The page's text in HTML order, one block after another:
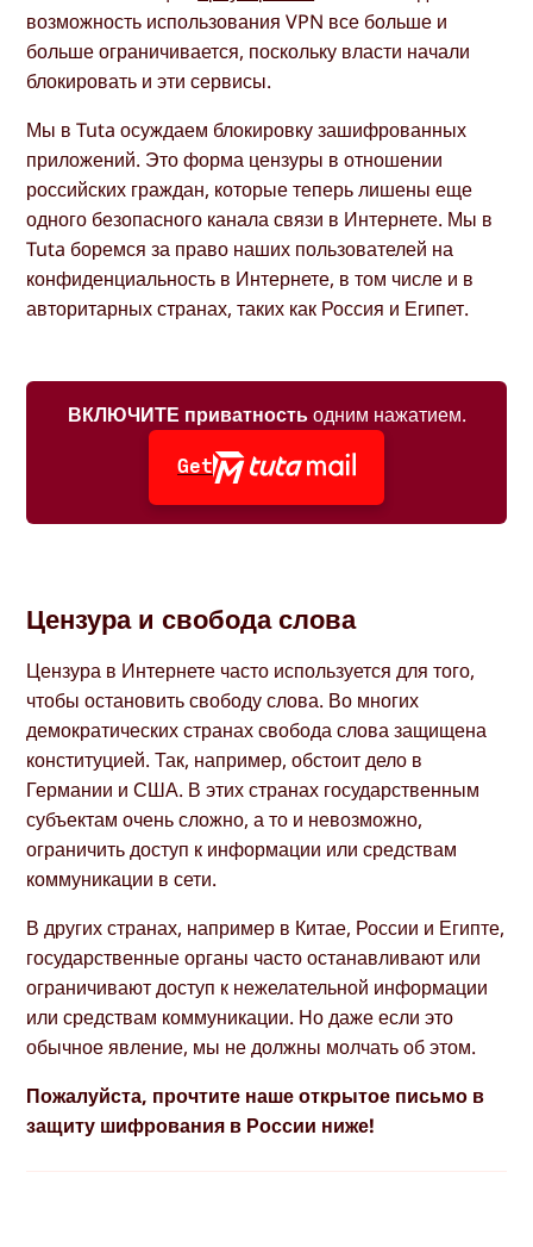
возможность использования VPN все больше и
больше ограничивается, поскольку власти начали
блокировать и эти сервисы.
Мы в Tuta осуждаем блокировку зашифрованных
приложений. Это форма цензуры в отношении
российских граждан, которые теперь лишены еще
одного безопасного канала связи в Интернете. Мы в
Tuta боремся за право наших пользователей на
конфиденциальность в Интернете, в том числе и в
авторитарных странах, таких как Россия и Египет.
ВКЛЮЧИТЕ приватностьодним нажатием.
Get
Цензура и свобода слова
Цензура в Интернете часто используется для того,
чтобы остановить свободу слова. Во многих
демократических странах свобода слова защищена
конституцией. Так, например, обстоит дело в
Германии и США. В этих странах государственным
субъектам очень сложно, а то и невозможно,
ограничить доступ к информации или средствам
коммуникации в сети.
В других странах, например в Китае, России и Египте,
государственные органы часто останавливают или
ограничивают доступ к нежелательной информации
или средствам коммуникации. Но даже если это
обычное явление, мы не должны молчать об этом.
Пожалуйста, прочтите наше открытое письмо в
защиту шифрования в России ниже!